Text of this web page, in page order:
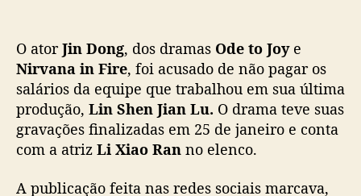
c
u
a
d
o
d
n
O atorJin Dong, dos dramas Ode to Joye
Nirvana in Fire, foi acusado de não pagar os
salários da equipe que trabalhou em sua última
produção, Lin Shen Jian Lu. O drama teve suas
gravações finalizadas em 25 de janeiro e conta
com a atriz Li Xiao Ran no elenco.
A publicação feita nas redes sociais marcava,